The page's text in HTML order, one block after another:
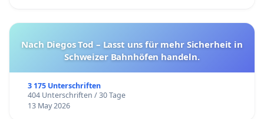
Nach Diegos Tod – Lasst uns für mehr Sicherheit in
Schweizer Bahnhöfen handeln.
3 175 Unterschriften
404 Unterschriften / 30 Tage
13 May 2026